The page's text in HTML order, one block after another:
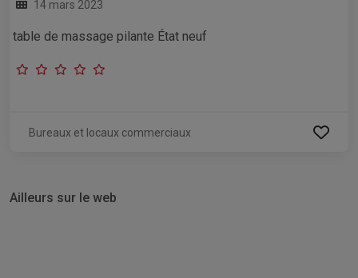
14 mars 2023
table de massage pilante État neuf
Bureaux et locaux commerciaux
Ailleurs sur le web